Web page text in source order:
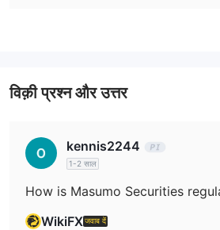
विक़ी प्रश्न और उत्तर
kennis2244
1-2 साल
How is Masumo Securities
WikiFXजवाब दें